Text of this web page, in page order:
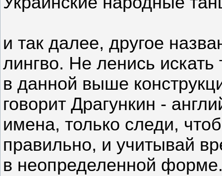
и так далее, другое
лингво. Не ленись
в данной выше
говорит Драгункин -
имена, только следи,
правильно, и учитывай
в неопределенной